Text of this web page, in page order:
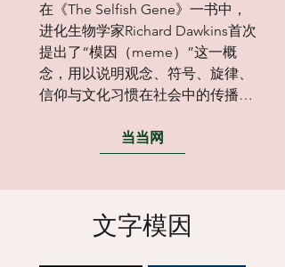
在《The Selfish Gene》一书中，
进化生物学家Richard Dawkins首次
提出了“模因（meme）”这一概
念，用以说明观念、符号、旋律、
信仰与文化习惯在社会中的传播方
机制。正如基因通过繁殖与自然选
择延续自身，模因则通过模仿、交
尚、一种仪式，甚至一个科学概念
当当网
文字模因